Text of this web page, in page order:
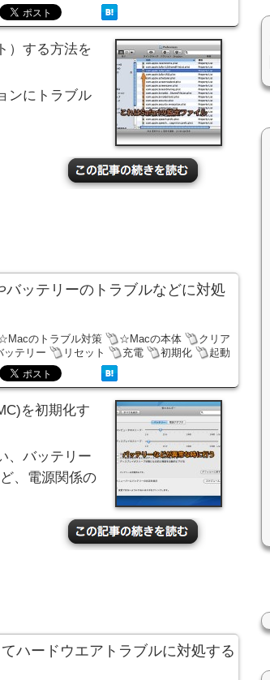
）する方法を
ンにトラブル
ッテリーのトラブルなどに対処
のトラブル対策 ☆Macの本体
クリア
ッテリー リセット 充電 初期化 起動
を初期化す
、バッテリー
、電源関係の
ハードウエアトラブルに対処する